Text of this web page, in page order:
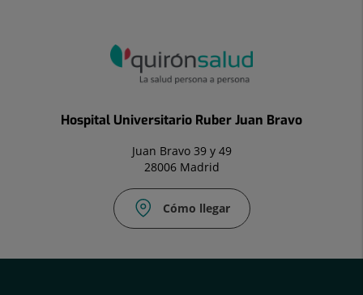
Hospital Universitario Ruber Juan Bravo
Juan Bravo 39 y 49
28006 Madrid
Cómo llegar